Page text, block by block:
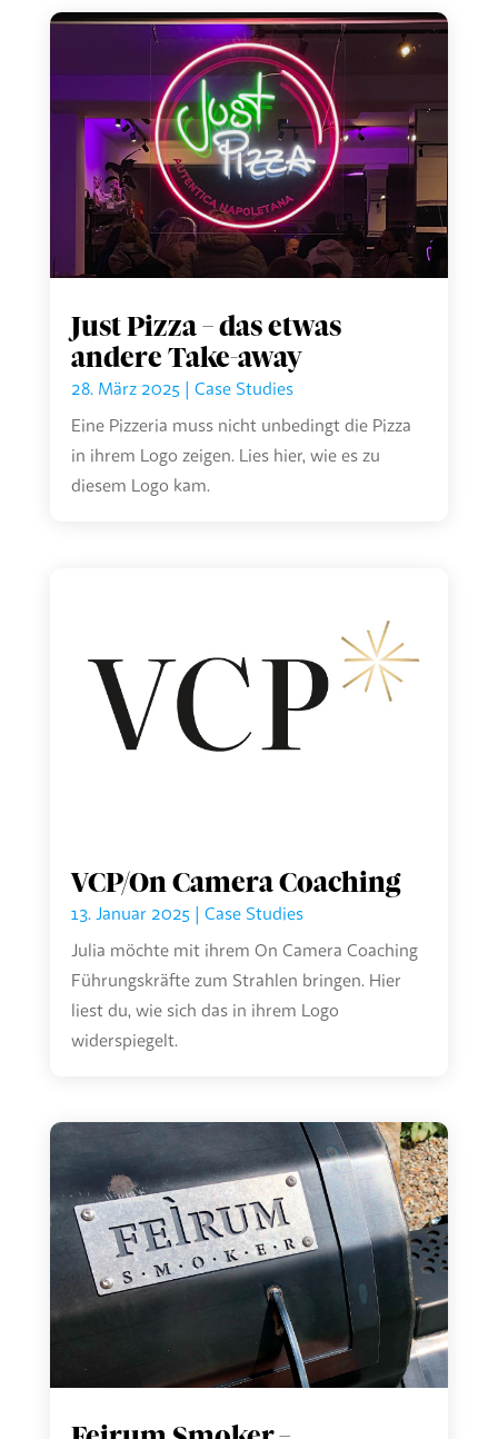
Just Pizza – das etwas
andere Take-away
28. März 2025 | Case Studies
Eine Pizzeria muss nicht unbedingt die Pizza
in ihrem Logo zeigen. Lies hier, wie es zu
diesem Logo kam.
VCP/On Camera Coaching
13. Januar 2025 | Case Studies
Julia möchte mit ihrem On Camera Coaching
Führungskräfte zum Strahlen bringen. Hier
liest du, wie sich das in ihrem Logo
widerspiegelt.